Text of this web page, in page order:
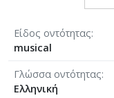
Είδος οντότητας
musical
Γλώσσα οντότητας
Ελληνική